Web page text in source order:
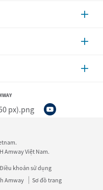
Amway Việt Nam.
Điều khoản sử dụng
Amway
Sơ đồ trang